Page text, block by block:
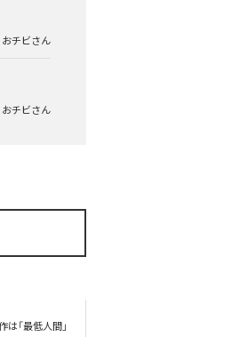
おチビさん
おチビさん
「最低人間」